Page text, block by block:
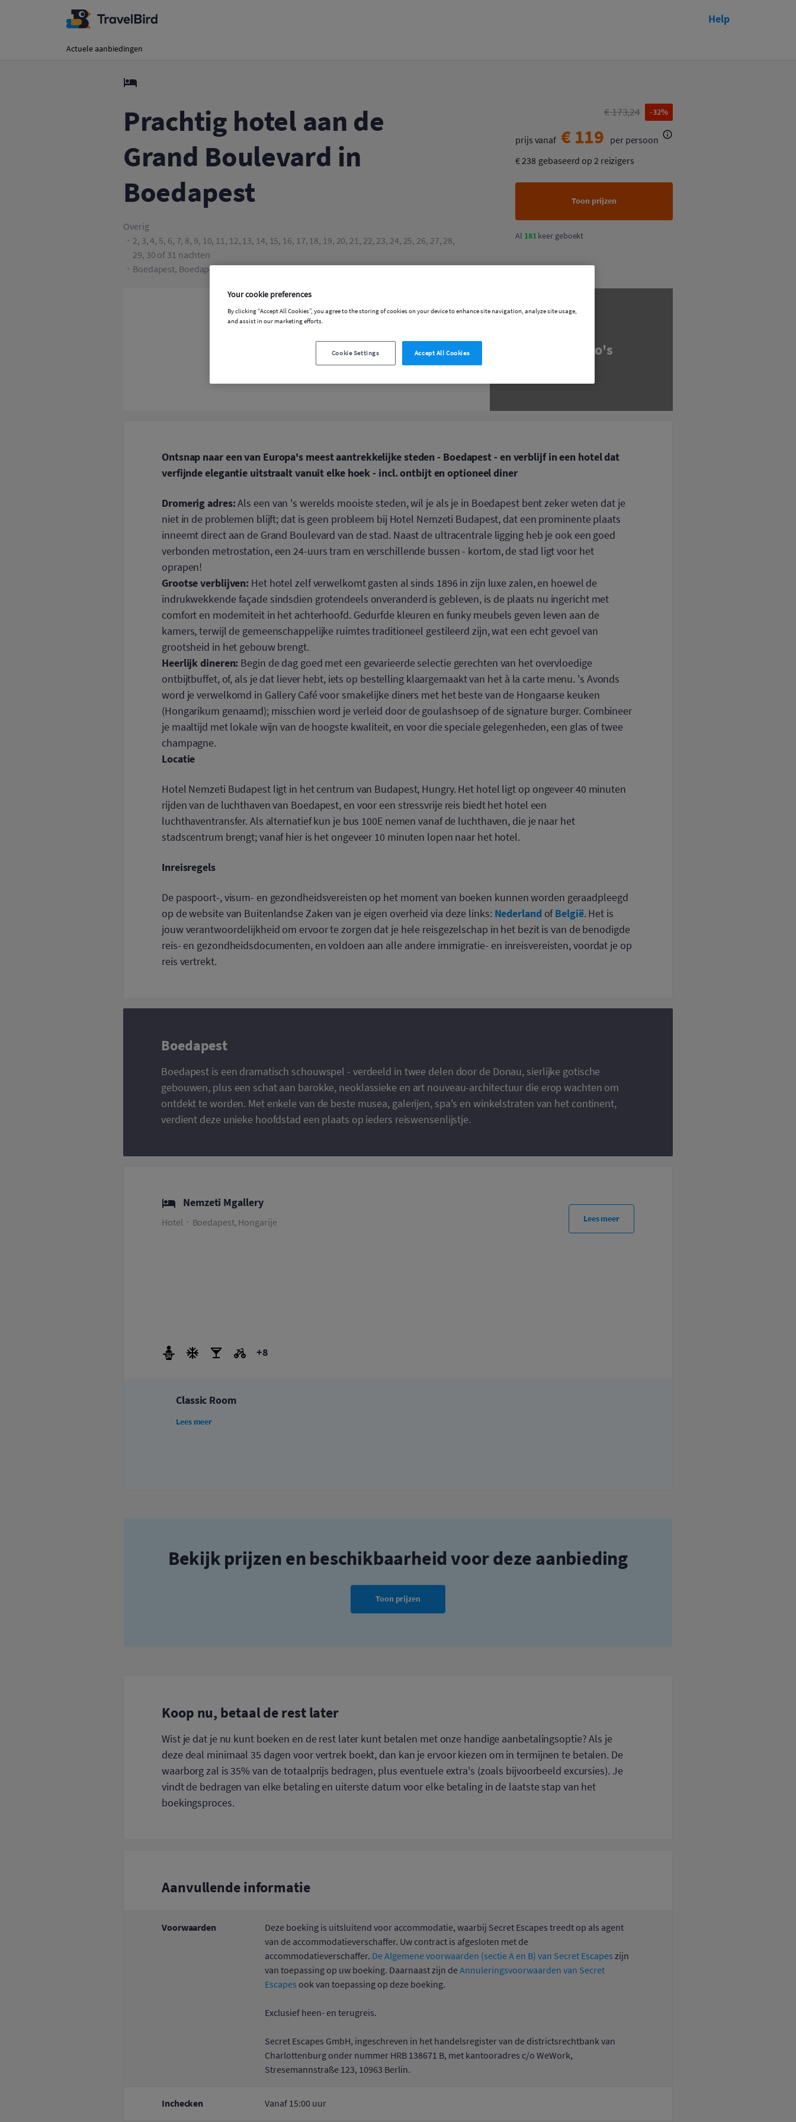
Help
Actuele aanbiedingen
Prachtig hotel aan de Grand Boulevard in Boedapest
Prachtig hotel aan de
Grand Boulevard in
Boedapest
Overig
2, 3, 4, 5, 6, 7, 8, 9, 10, 11, 12, 13, 14, 15, 16, 17, 18, 19, 20, 21, 22, 23, 24, 25, 26, 27, 28,
29, 30 of 31 nachten
Boedapest, Boedapest
€ 173,24 -32%
prijs vanaf € 119 per persoon
€ 238 gebaseerd op 2 reizigers
Toon prijzen
Al 181keer geboekt
Ontsnap naar een van Europa's meest aantrekkelijke steden - Boedapest - en verblijf in een hotel dat
verfijnde elegantie uitstraalt vanuit elke hoek - incl. ontbijt en optioneel diner
Dromerig adres:Als een van 's werelds mooiste steden, wil je als je in Boedapest bent zeker weten dat je
niet in de problemen blijft; dat is geen probleem bij Hotel Nemzeti Budapest, dat een prominente plaats
inneemt direct aan de Grand Boulevard van de stad. Naast de ultracentrale ligging heb je ook een goed
verbonden metrostation, een 24-uurs tram en verschillende bussen - kortom, de stad ligt voor het
oprapen!
Grootse verblijven: Het hotel zelf verwelkomt gasten al sinds 1896 in zijn luxe zalen, en hoewel de
indrukwekkende façade sindsdien grotendeels onveranderd is gebleven, is de plaats nu ingericht met
comfort en moderniteit in het achterhoofd. Gedurfde kleuren en funky meubels geven leven aan de
kamers, terwijl de gemeenschappelijke ruimtes traditioneel gestileerd zijn, wat een echt gevoel van
grootsheid in het gebouw brengt.
Heerlijk dineren: Begin de dag goed met een gevarieerde selectie gerechten van het overvloedige
ontbijtbuffet, of, als je dat liever hebt, iets op bestelling klaargemaakt van het à la carte menu. 's Avonds
word je verwelkomd in Gallery Café voor smakelijke diners met het beste van de Hongaarse keuken
(Hongarikum genaamd); misschien word je verleid door de goulashsoep of de signature burger. Combineer
je maaltijd met lokale wijn van de hoogste kwaliteit, en voor die speciale gelegenheden, een glas of twee
champagne.
Locatie
Hotel Nemzeti Budapest ligt in het centrum van Budapest, Hungry. Het hotel ligt op ongeveer 40 minuten
rijden van de luchthaven van Boedapest, en voor een stressvrije reis biedt het hotel een
luchthaventransfer. Als alternatief kun je bus 100E nemen vanaf de luchthaven, die je naar het
stadscentrum brengt; vanaf hier is het ongeveer 10 minuten lopen naar het hotel.
Inreisregels
De paspoort-, visum- en gezondheidsvereisten op het moment van boeken kunnen worden geraadpleegd
op de website van Buitenlandse Zaken van je eigen overheid via deze links: Nederland ofBelgië. Het is
jouw verantwoordelijkheid om ervoor te zorgen dat je hele reisgezelschap in het bezit is van de benodigde
reis- en gezondheidsdocumenten, en voldoen aan alle andere immigratie- en inreisvereisten, voordat je op
reis vertrekt.
Boedapest
Boedapest is een dramatisch schouwspel - verdeeld in twee delen door de Donau, sierlijke gotische
gebouwen, plus een schat aan barokke, neoklassieke en art nouveau-architectuur die erop wachten om
ontdekt te worden. Met enkele van de beste musea, galerijen, spa's en winkelstraten van het continent,
verdient deze unieke hoofdstad een plaats op ieders reiswensenlijstje.
Nemzeti Mgallery
Hotel Boedapest, Hongarije
+8
Lees meer
Classic Room
Lees meer
Bekijk prijzen en beschikbaarheid voor deze aanbieding
Toon prijzen
Koop nu, betaal de rest later
Wist je dat je nu kunt boeken en de rest later kunt betalen met onze handige aanbetalingsoptie? Als je
deze deal minimaal 35 dagen voor vertrek boekt, dan kan je ervoor kiezen om in termijnen te betalen. De
waarborg zal is 35% van de totaalprijs bedragen, plus eventuele extra's (zoals bijvoorbeeld excursies). Je
vindt de bedragen van elke betaling en uiterste datum voor elke betaling in de laatste stap van het
boekingsproces.
Aanvullende informatie
Voorwaarden
Deze boeking is uitsluitend voor accommodatie, waarbij Secret Escapes treedt op als agent
van de accommodatieverschaffer. Uw contract is afgesloten met de
accommodatieverschaffer. De Algemene voorwaarden (sectie A en B) van Secret Escapes zijn
van toepassing op uw boeking. Daarnaast zijn deAnnuleringsvoorwaarden van Secret
Escapes ook van toepassing op deze boeking.
Exclusief heen- en terugreis.
Secret Escapes GmbH, ingeschreven in het handelsregister van de districtsrechtbank van
Charlottenburg onder nummer HRB 138671 B, met kantooradres c/o WeWork,
Stresemannstraße 123, 10963 Berlin.
Inchecken Vanaf 15:00 uur
Your cookie preferences
By clicking “Accept All Cookies”, you agree to the storing of cookies on your device to enhance site navigation, analyze site usage,
and assist in our marketing efforts.
Accept All Cookies
Cookie Settings